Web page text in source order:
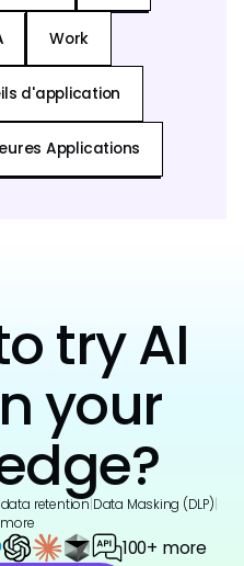
Work
d'application
Applications
try AI
your
data retention Data Masking (DLP)
100+ more